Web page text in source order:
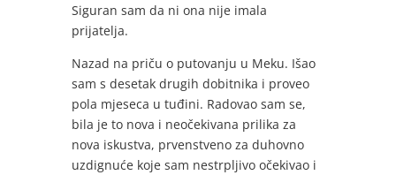
Siguran sam da ni ona nije imala
prijatelja.
Nazad na priču o putovanju u Meku. Išao
sam s desetak drugih dobitnika i proveo
pola mjeseca u tuđini. Radovao sam se,
bila je to nova i neočekivana prilika za
nova iskustva, prvenstveno za duhovno
uzdignuće koje sam nestrpljivo očekivao i